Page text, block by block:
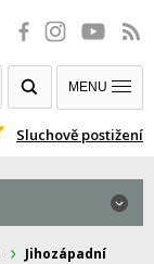
Sluchově postižení
MENU
Jihozápadní